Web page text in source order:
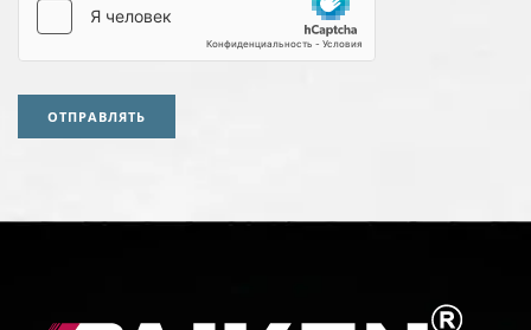
ОТПРАВЛЯТЬ